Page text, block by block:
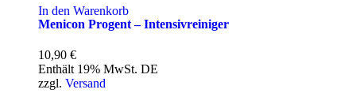
In den Warenkorb
Menicon Progent – Intensivreiniger
10,90 €
Enthält 19% MwSt. DE
zzgl. Versand